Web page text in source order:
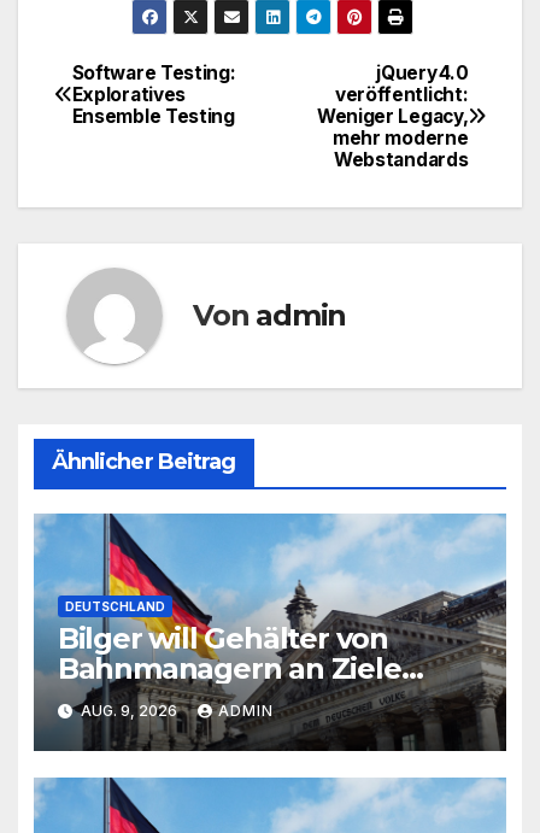
BeitragsnavigationjQuery 4.0
veröffentlicht:
Weniger Legacy,
mehr moderne
Webstandards
Software Testing:
Exploratives
Ensemble Testing
Von admin
Ähnlicher Beitrag
DEUTSCHLAND
Bilger will Gehälter von
Bahnmanagern an Ziele
knüpfen
AUG. 9, 2026 ADMIN